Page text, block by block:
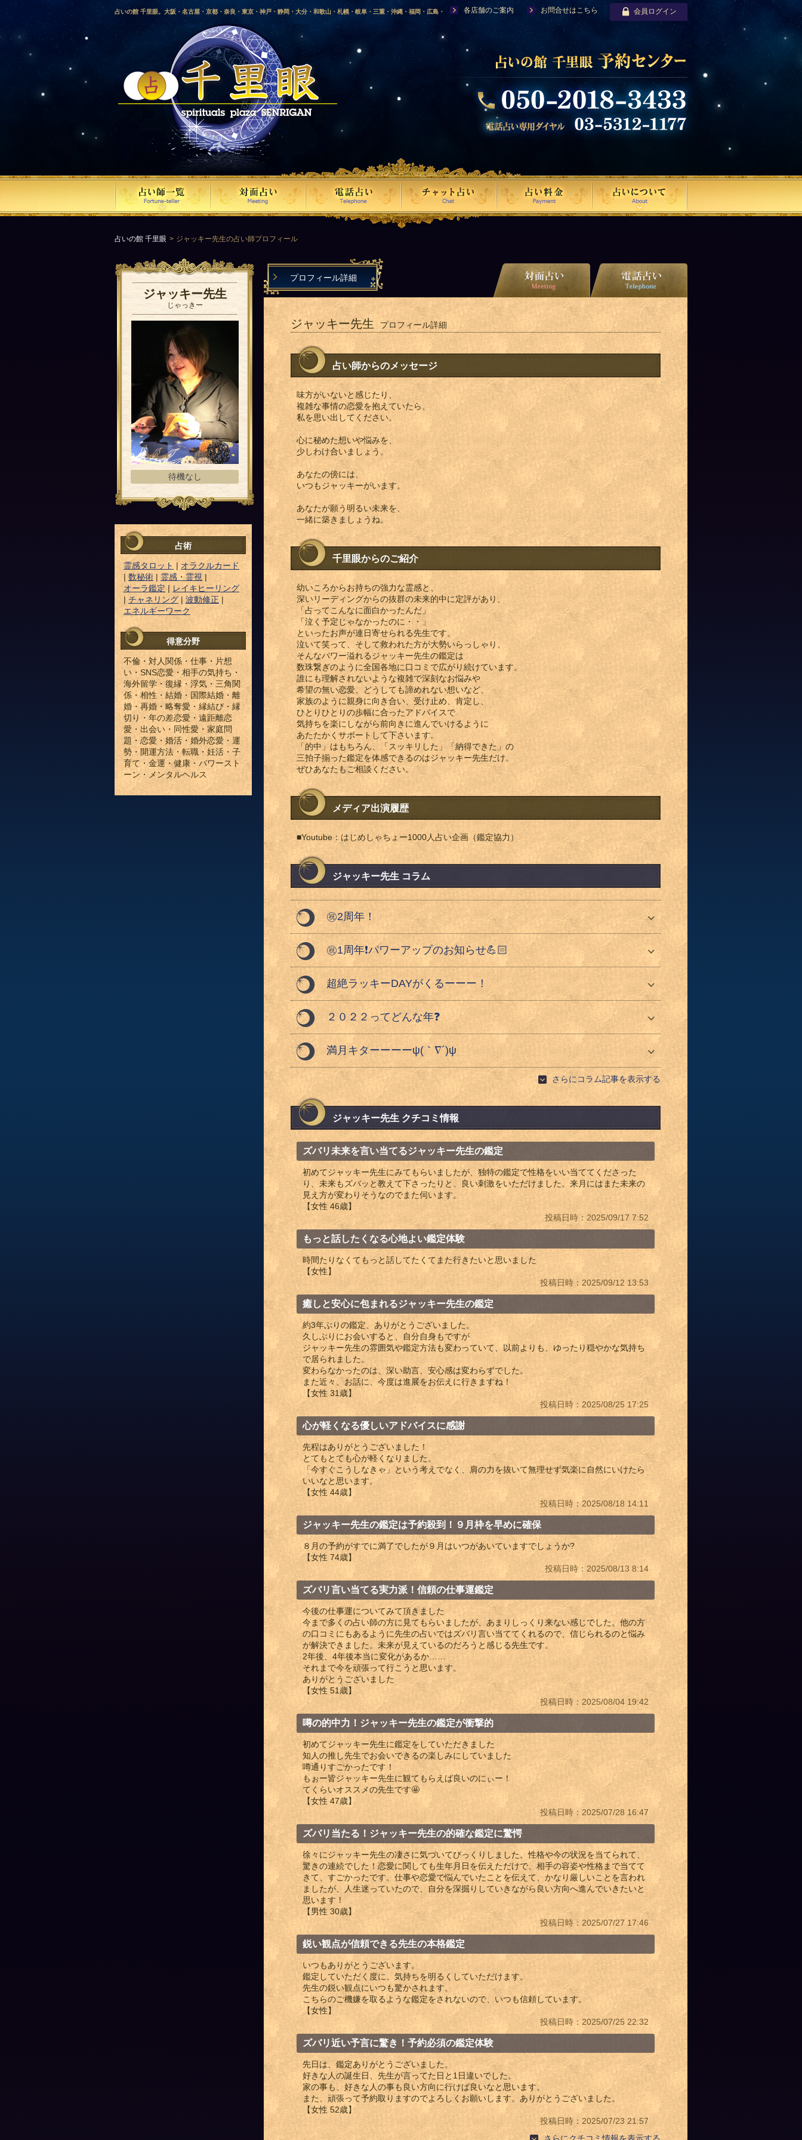
占いの館 千里眼。大阪・名古屋・京都・奈良・東京・神戸・静岡・大分・和歌山・札幌・岐阜・三重・沖縄・福岡・広島・
愛媛・鹿児島・徳島・香川・山形・岡山・横浜・千葉・福島・岩手・高知・熊本・群馬・滋賀・福井・仙台・山口・宮崎・山
梨・長野・埼玉・茨城・栃木・金沢・佐賀・長崎・鳥取・富山・新潟・秋田・青森・島根に店舗を構える、口コミで評判の人
気占い師による占い。
各店舗のご案内 お問合せはこちら 会員ログイン
占いの館 千里眼 ジャッキー先生の占い師プロフィール
ジャッキー先生
じゃっきー
待機なし
占術
霊感タロット | オラクルカード
| 数秘術 |霊感・霊視 |
オーラ鑑定 | レイキヒーリング
|チャネリング| 波動修正 |
エネルギーワーク
得意分野
不倫・対人関係・仕事・片想
い・SNS恋愛・相手の気持ち・
海外留学・復縁・浮気・三角関
係・相性・結婚・国際結婚・離
婚・再婚・略奪愛・縁結び・縁
切り・年の差恋愛・遠距離恋
愛・出会い・同性愛・家庭問
題・恋愛・婚活・婚外恋愛・運
勢・開運方法・転職・妊活・子
育て・金運・健康・パワースト
ーン・メンタルヘルス
プロフィール詳細
ジャッキー先生 プロフィール詳細
占い師からのメッセージ
味方がいないと感じたり、
複雑な事情の恋愛を抱えていたら、
私を思い出してください。
心に秘めた想いや悩みを、
少しわけ合いましょう。
あなたの傍には、
いつもジャッキーがいます。
あなたが願う明るい未来を、
一緒に築きましょうね。
千里眼からのご紹介
幼いころからお持ちの強力な霊感と、
深いリーディングからの抜群の未来的中に定評があり、
「占ってこんなに面白かったんだ」
「泣く予定じゃなかったのに・・」
といったお声が連日寄せられる先生です。
泣いて笑って、そして救われた方が大勢いらっしゃり、
そんなパワー溢れるジャッキー先生の鑑定は
数珠繋ぎのように全国各地に口コミで広がり続けています。
誰にも理解されないような複雑で深刻なお悩みや
希望の無い恋愛、どうしても諦めれない想いなど、
家族のように親身に向き合い、受け止め、肯定し、
ひとりひとりの歩幅に合ったアドバイスで
気持ちを楽にしながら前向きに進んでいけるように
あたたかくサポートして下さいます。
「的中」はもちろん、「スッキリした」「納得できた」の
三拍子揃った鑑定を体感できるのはジャッキー先生だけ。
ぜひあなたもご相談ください。
メディア出演履歴
■Youtube：はじめしゃちょー1000人占い企画（鑑定協力）
ジャッキー先生 コラム
㊗️2周年！
㊗️1周年❗️パワーアップのお知らせ💪🏻
超絶ラッキーDAYがくるーーー！
２０２２ってどんな年❓
満月キターーーーψ(｀∇´)ψ
さらにコラム記事を表示する
ジャッキー先生 クチコミ情報
ズバリ未来を言い当てるジャッキー先生の鑑定
初めてジャッキー先生にみてもらいましたが、独特の鑑定で性格をいい当ててくださった
り、未来もズバッと教えて下さったりと、良い刺激をいただけました。来月にはまた未来の
見え方が変わりそうなのでまた伺います。
【女性 46歳】
投稿日時：2025/09/17 7:52
もっと話したくなる心地よい鑑定体験
時間たりなくてもっと話してたくてまた行きたいと思いました
【女性】
投稿日時：2025/09/12 13:53
癒しと安心に包まれるジャッキー先生の鑑定
約3年ぶりの鑑定、ありがとうございました。
久しぶりにお会いすると、自分自身もですが
ジャッキー先生の雰囲気や鑑定方法も変わっていて、以前よりも、ゆったり穏やかな気持ち
で居られました。
変わらなかったのは、深い助言、安心感は変わらずでした。
また近々、お話に、今度は進展をお伝えに行きますね！
【女性 31歳】
投稿日時：2025/08/25 17:25
心が軽くなる優しいアドバイスに感謝
先程はありがとうございました！
とてもとても心が軽くなりました。
「今すぐこうしなきゃ」という考えでなく、肩の力を抜いて無理せず気楽に自然にいけたら
いいなと思います。
【女性 44歳】
投稿日時：2025/08/18 14:11
ジャッキー先生の鑑定は予約殺到！９月枠を早めに確保
８月の予約がすでに満了でしたが９月はいつがあいていますでしょうか?
【女性 74歳】
投稿日時：2025/08/13 8:14
ズバリ言い当てる実力派！信頼の仕事運鑑定
今後の仕事運についてみて頂きました
今まで多くの占い師の方に見てもらいましたが、あまりしっくり来ない感じでした。他の方
の口コミにもあるように先生の占いではズバリ言い当ててくれるので、信じられるのと悩み
が解決できました。未来が見えているのだろうと感じる先生です。
2年後、4年後本当に変化があるか……
それまで今を頑張って行こうと思います。
ありがとうございました
【女性 51歳】
投稿日時：2025/08/04 19:42
噂の的中力！ジャッキー先生の鑑定が衝撃的
初めてジャッキー先生に鑑定をしていただきました
知人の推し先生でお会いできるの楽しみにしていました
噂通りすごかったです！
もぉー皆ジャッキー先生に観てもらえば良いのにぃー！
てくらいオススメの先生です🤩
【女性 47歳】
投稿日時：2025/07/28 16:47
ズバリ当たる！ジャッキー先生の的確な鑑定に驚愕
徐々にジャッキー先生の凄さに気づいてびっくりしました。性格や今の状況を当てられて、
驚きの連続でした！恋愛に関しても生年月日を伝えただけで、相手の容姿や性格まで当てて
きて、すごかったです。仕事や恋愛で悩んでいたことを伝えて、かなり厳しいことを言われ
ましたが、人生迷っていたので、自分を深掘りしていきながら良い方向へ進んでいきたいと
思います！
【男性 30歳】
投稿日時：2025/07/27 17:46
鋭い観点が信頼できる先生の本格鑑定
いつもありがとうございます。
鑑定していただく度に、気持ちを明るくしていただけます。
先生の鋭い観点にいつも驚かされます。
こちらのご機嫌を取るような鑑定をされないので、いつも信頼しています。
【女性】
投稿日時：2025/07/25 22:32
ズバリ近い予言に驚き！予約必須の鑑定体験
先日は、鑑定ありがとうございました。
好きな人の誕生日、先生が言ってた日と1日違いでした。
家の事も、好きな人の事も良い方向に行けば良いなと思います。
また、頑張って予約取りますのでよろしくお願いします。ありがとうございました。
【女性 52歳】
投稿日時：2025/07/23 21:57